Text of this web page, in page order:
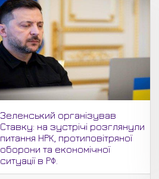
Зеленський організував
Ставку: на зустрічі розглянули
питання НРК, протиповітряної
оборони та економічної
ситуації в РФ.